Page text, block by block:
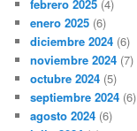
febrero 2025 (4)
enero 2025 (6)
diciembre 2024 (6)
noviembre 2024 (7)
octubre 2024 (5)
septiembre 2024 (6)
agosto 2024 (6)